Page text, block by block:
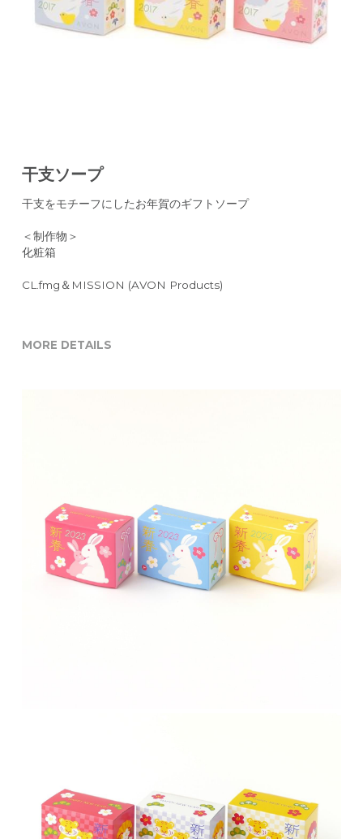
CONTACT
干支ソープ
干支をモチーフにしたお年賀のギフトソープ
＜制作物＞
化粧箱
CL.fmg＆MISSION (AVON Products)
MORE DETAILS